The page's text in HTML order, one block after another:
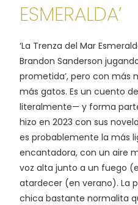
ESMERALDA’
‘La Trenza del Mar
Brandon Sanderson
prometida’, pero con más
más gatos. Es un cuento
literalmente— y forma
hizo en 2023 con sus
es probablemente la más
encantadora, con un aire
voz alta junto a un fuego
atardecer (en verano). La
chica bastante normalita